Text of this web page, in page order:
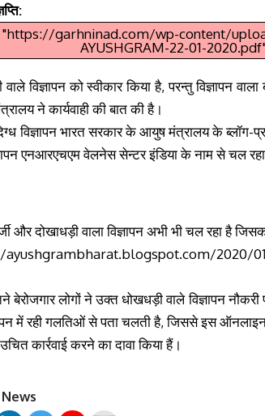
garhninad.com/wp-content/
AYUSHGRAM-22-01-
विज्ञापन को स्वीकार किया है, परन्तु विज्ञापन
ने कार्यवाही की बात की है।
विज्ञापन भारत सरकार के आयुष मंत्रालय के ब्लॉग-
एनआरएचएम वेलनेस सेन्टर इंडिया के नाम से चल
और दोखाधड़ी वाला विज्ञापन अभी भी चल रहा है
2020/
लोगों ने उक्त धोखधड़ी वाले विज्ञापन
में रही गलतिओं से पता चलती है, जिससे इस
कार्रवाई करने का दावा किया हैं।